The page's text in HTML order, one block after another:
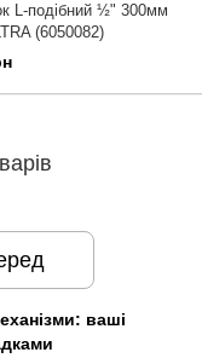
L-подібний ½" 300мм
(6050082)
ваші